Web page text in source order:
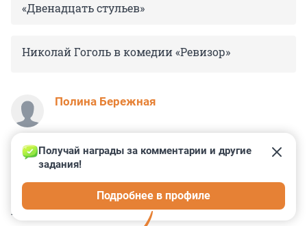
«Двенадцать стульев»
Николай Гоголь в комедии «Ревизор»
Полина Бережная
КОММЕНТАРИИ 9
Получай награды за комментарии и другие
задания!
Подробнее в профиле